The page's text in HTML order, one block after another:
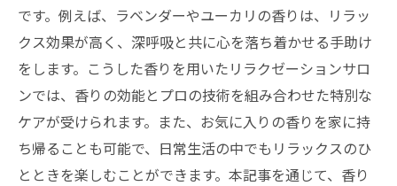
です。例えば、ラベンダーやユーカリの香りは、リラッ
クス効果が高く、深呼吸と共に心を落ち着かせる手助け
をします。こうした香りを用いたリラクゼーションサロ
ンでは、香りの効能とプロの技術を組み合わせた特別な
ケアが受けられます。また、お気に入りの香りを家に持
ち帰ることも可能で、日常生活の中でもリラックスのひ
とときを楽しむことができます。本記事を通じて、香り